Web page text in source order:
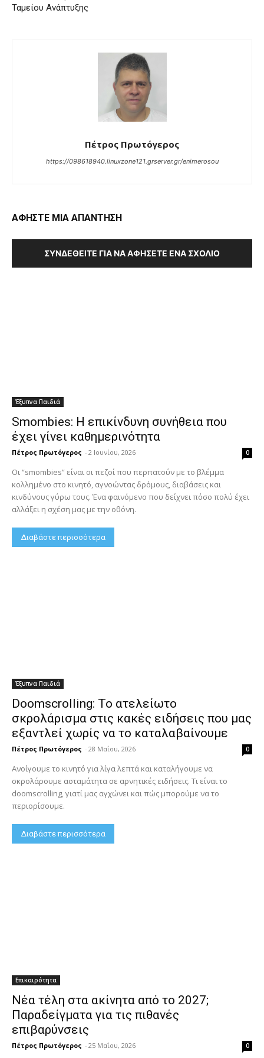
Ταμείου Ανάπτυξης
Πέτρος Πρωτόγερος
https://098618940.linuxzone121.grserver.gr/enimerosou
ΑΦΗΣΤΕ ΜΙΑ ΑΠΑΝΤΗΣΗ
ΣΥΝΔΕΘΕΊΤΕ ΓΙΑ ΝΑ ΑΦΉΣΕΤΕ ΈΝΑ ΣΧΌΛΙΟ
Έξυπνα Παιδιά
Smombies: Η επικίνδυνη συνήθεια που
έχει γίνει καθημερινότητα
Πέτρος Πρωτόγερος - 2 Ιουνίου, 2026 0
Οι “smombies” είναι οι πεζοί που περπατούν με το βλέμμα
κολλημένο στο κινητό, αγνοώντας δρόμους, διαβάσεις και
κινδύνους γύρω τους. Ένα φαινόμενο που δείχνει πόσο πολύ έχει
αλλάξει η σχέση μας με την οθόνη.
Διαβάστε περισσότερα
Έξυπνα Παιδιά
Doomscrolling: Το ατελείωτο
σκρολάρισμα στις κακές ειδήσεις που μας
εξαντλεί χωρίς να το καταλαβαίνουμε
Πέτρος Πρωτόγερος - 28 Μαΐου, 2026 0
Ανοίγουμε το κινητό για λίγα λεπτά και καταλήγουμε να
σκρολάρουμε ασταμάτητα σε αρνητικές ειδήσεις. Τι είναι το
doomscrolling, γιατί μας αγχώνει και πώς μπορούμε να το
περιορίσουμε.
Διαβάστε περισσότερα
Επικαιρότητα
Νέα τέλη στα ακίνητα από το 2027;
Παραδείγματα για τις πιθανές
επιβαρύνσεις
Πέτρος Πρωτόγερος - 25 Μαΐου, 2026 0